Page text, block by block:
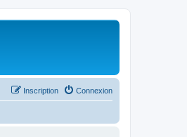
Connexion
Inscription